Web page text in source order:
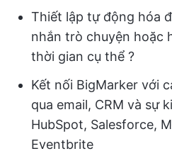
Thiết lập tự động hóa
nhắn trò chuyện hoặc
thời gian cụ thể ?
Kết nối BigMarker với
qua email, CRM và sự
HubSpot, Salesforce,
Eventbrite